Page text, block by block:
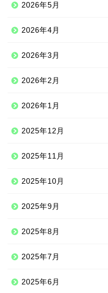
2026年5月
2026年4月
2026年3月
2026年2月
2026年1月
2025年12月
2025年11月
2025年10月
2025年9月
2025年8月
2025年7月
2025年6月